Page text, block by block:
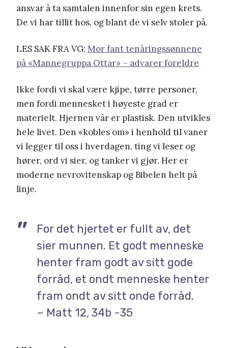
ansvar å ta samtalen innenfor sin egen krets.
De vi har tillit hos, og blant de vi selv stoler på.
LES SAK FRA VG: Mor fant tenåringssønnene
på «Mannegruppa Ottar» – advarer foreldre
Ikke fordi vi skal være kjipe, tørre personer,
men fordi mennesket i høyeste grad er
materielt. Hjernen vår er plastisk. Den utvikles
hele livet. Den «kobles om» i henhold til vaner
vi legger til oss i hverdagen, ting vi leser og
hører, ord vi sier, og tanker vi gjør. Her er
moderne nevrovitenskap og Bibelen helt på
linje.
For det hjertet er fullt av, det
sier munnen. Et godt menneske
henter fram godt av sitt gode
forråd, et ondt menneske henter
fram ondt av sitt onde forråd.
– Matt 12, 34b -35